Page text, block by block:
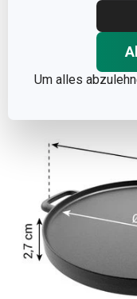
Um alles